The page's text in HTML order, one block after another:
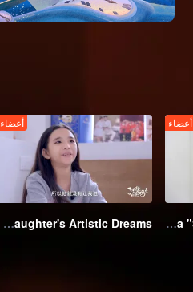
أعضاء
EP4: Haidian Moms Reject Hypercompetition, Even the 10,000th Ranked Child Is a "Successor of Socialism"
أعضاء
EP5: How Competitive is Singapore's Elite Education? Chinese Mother Supporting Her Daughter's Artistic Dreams